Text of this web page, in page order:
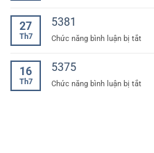
cuộn
27
Th7
5381
Chức năng bình luận bị tắtở
16
Th7
5375
Chức năng bình luận bị tắtở